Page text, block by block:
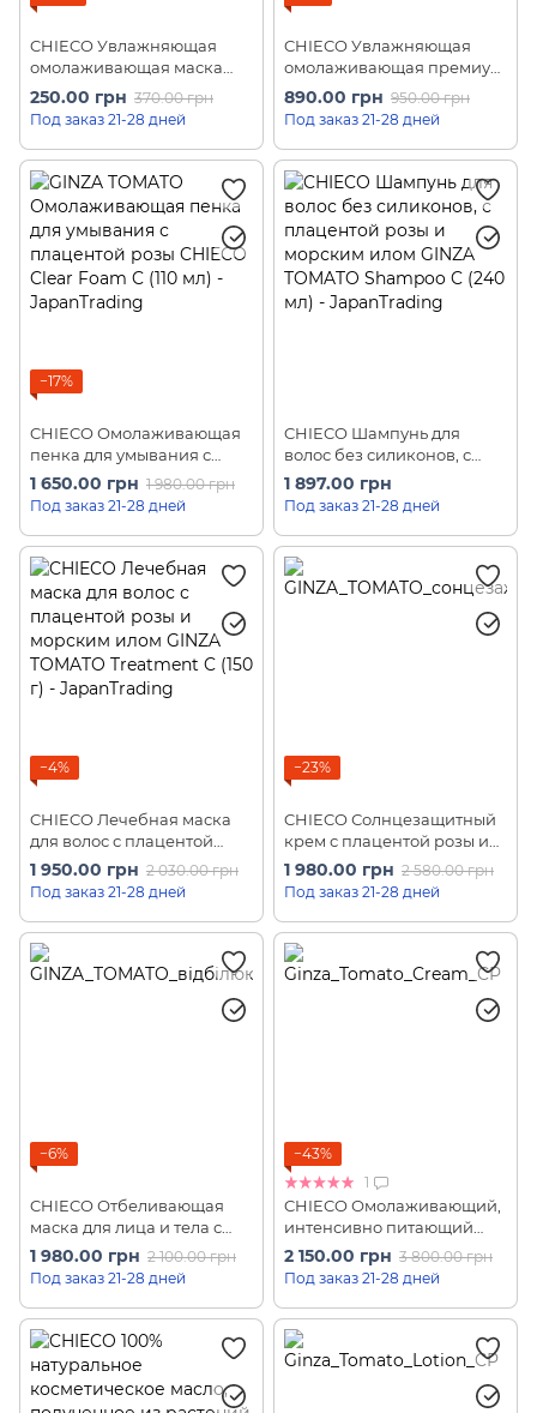
CHIECO Увлажняющая
омолаживающая маска
для лица с тройной
гиалуроновой кислотой
GINZA TOMATO Triple
Hyaluronic Face Mask (1 шт)
250.00 грн 370.00 грн
Под заказ 21-28 дней
CHIECO Увлажняющая
омолаживающая премиум
маска для лица с
биоцеллюлозы GINZA
TOMATO Hydro White Bio
Cellulose Face Mask (1 шт)
890.00 грн 950.00 грн
Под заказ 21-28 дней
−17%
CHIECO Омолаживающая
пенка для умывания с
плацентой розы GINZA
TOMATO Clear Foam C (110
мл)
1 650.00 грн 1 980.00 грн
Под заказ 21-28 дней
CHIECO Шампунь для
волос без силиконов, с
плацентой розы и
морским илом GINZA
TOMATO Shampoo C (240
мл)
1 897.00 грн
Под заказ 21-28 дней
−4%
CHIECO Лечебная маска
для волос с плацентой
розы и морским илом
GINZA TOMATO Treatment C
(150 г)
1 950.00 грн 2 030.00 грн
Под заказ 21-28 дней
−23%
CHIECO Солнцезащитный
крем с плацентой розы и
экстрактом жемчуга GINZA
TOMATO UV Cream SPF50+
(35 мл)
1 980.00 грн 2 580.00 грн
Под заказ 21-28 дней
−6%
CHIECO Отбеливающая
маска для лица и тела с
плацентой розы и
экстрактом жемчуга GINZA
TOMATO White Pack C (200
г)
1 980.00 грн 2 100.00 грн
Под заказ 21-28 дней
−43%
1
CHIECO Омолаживающий,
интенсивно питающий
крем для лица и декольте
GINZA TOMATO Cream CP
(30 г)
2 150.00 грн 3 800.00 грн
Под заказ 21-28 дней